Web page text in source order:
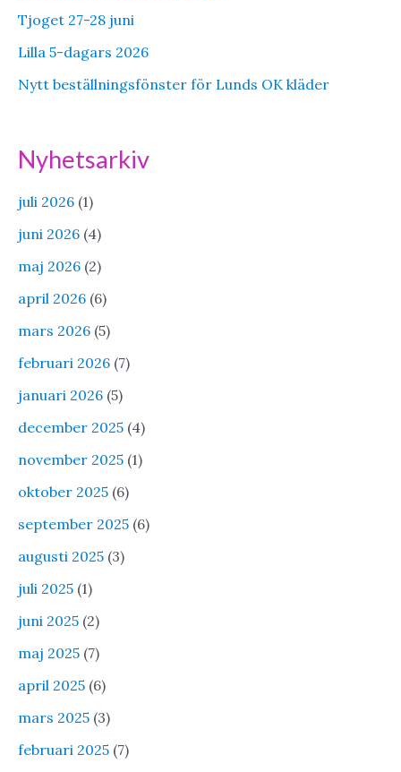
Tjoget 27-28 juni
Lilla 5-dagars 2026
Nytt beställningsfönster för Lunds OK kläder
Nyhetsarkiv
juli 2026 (1)
juni 2026 (4)
maj 2026 (2)
april 2026 (6)
mars 2026 (5)
februari 2026 (7)
januari 2026 (5)
december 2025 (4)
november 2025 (1)
oktober 2025 (6)
september 2025 (6)
augusti 2025 (3)
juli 2025 (1)
juni 2025 (2)
maj 2025 (7)
april 2025 (6)
mars 2025 (3)
februari 2025 (7)